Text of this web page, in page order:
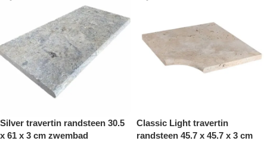
Silver travertin randsteen 30.5
x 61 x 3 cm zwembad
Classic Light travertin
randsteen 45.7 x 45.7 x 3 cm